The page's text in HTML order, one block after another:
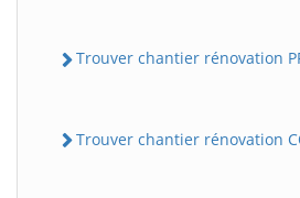
Trouver chantier rénovation
Trouver chantier rénovation